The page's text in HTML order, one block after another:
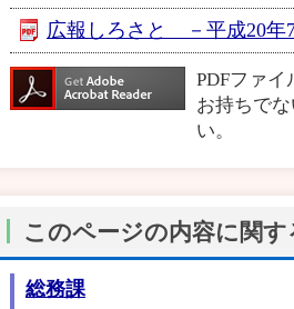
広報しろさと －平成20年
PDFファ
お持ちで
い。
このページの内容に関
総務課